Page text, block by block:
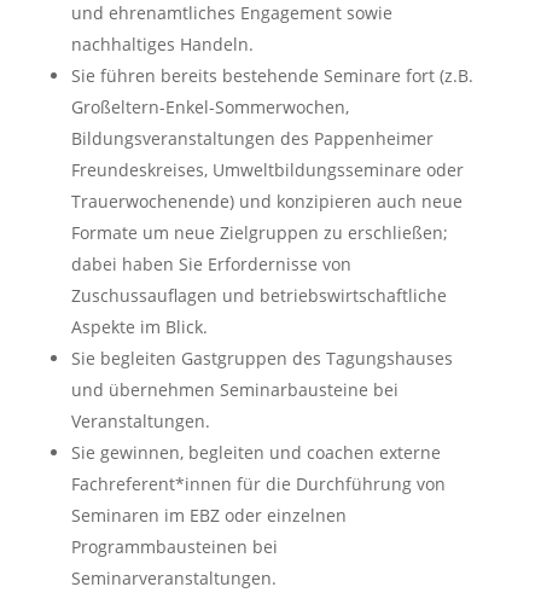
und ehrenamtliches Engagement sowie
nachhaltiges Handeln.
Sie führen bereits bestehende Seminare fort (z.B.
Großeltern-Enkel-Sommerwochen,
Bildungsveranstaltungen des Pappenheimer
Freundeskreises, Umweltbildungsseminare oder
Trauerwochenende) und konzipieren auch neue
Formate um neue Zielgruppen zu erschließen;
dabei haben Sie Erfordernisse von
Zuschussauflagen und betriebswirtschaftliche
Aspekte im Blick.
Sie begleiten Gastgruppen des Tagungshauses
und übernehmen Seminarbausteine bei
Veranstaltungen.
Sie gewinnen, begleiten und coachen externe
Fachreferent*innen für die Durchführung von
Seminaren im EBZ oder einzelnen
Programmbausteinen bei
Seminarveranstaltungen.